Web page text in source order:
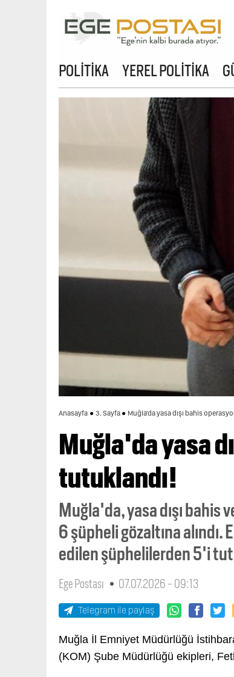
POLİTİKA YEREL POLİTİKA
Anasayfa 3. Sayfa Muğla'da yasa dışı bahis
Muğla'da yasa
tutuklandı!
Muğla'da, yasa dışı bahis
6 şüpheli gözaltına
edilen şüphelilerden 5'i
Ege Postası 07.07.2026 - 09:13
Telegram ile paylaş
Muğla İl Emniyet Müdürlüğü
(KOM) Şube Müdürlüğü ekipleri,